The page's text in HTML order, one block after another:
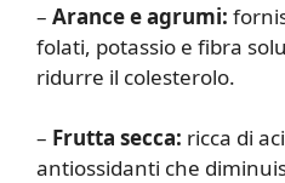
– Arance e agrumi:
folati, potassio e fibra
ridurre il colesterolo.
– Frutta secca: ricca di
antiossidanti che